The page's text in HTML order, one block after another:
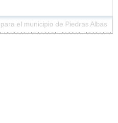
el municipio de Piedras Albas